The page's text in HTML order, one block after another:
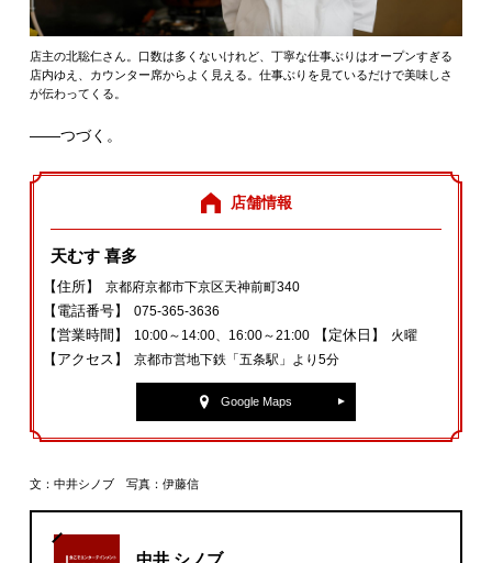
店主の北聡仁さん。口数は多くないけれど、丁寧な仕事ぶりはオープンすぎる
店内ゆえ、カウンター席からよく見える。仕事ぶりを見ているだけで美味しさ
が伝わってくる。
――つづく。
店舗情報
天むす 喜多
【住所】 京都府京都市下京区天神前町340
【電話番号】 075‐365‐3636
【営業時間】 10:00～14:00、16:00～21:00 【定休日】 火曜
【アクセス】 京都市営地下鉄「五条駅」より5分
Google Maps
文：中井シノブ 写真：伊藤信
中井 シノブ